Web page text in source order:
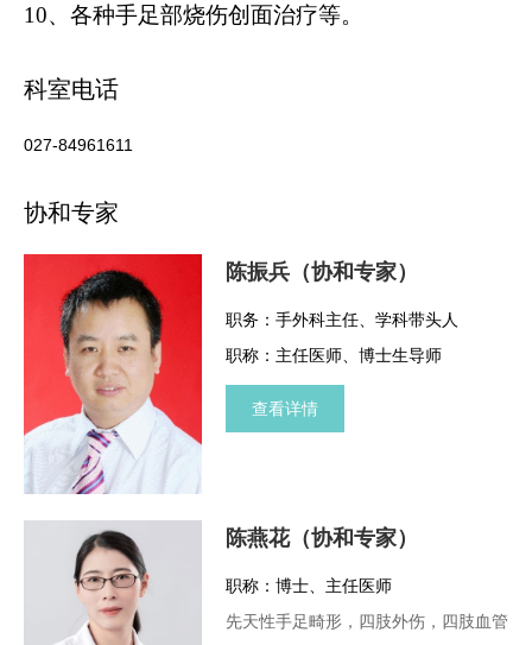
10、 各种手足部烧伤创面治疗等。
科室电话
027-84961611
协和专家
陈振兵（协和专家）
职务：手外科主任、学科带头人
职称：主任医师、博士生导师
查看详情
陈燕花（协和专家）
职称：博士、主任医师
先天性手足畸形，四肢外伤，四肢血管